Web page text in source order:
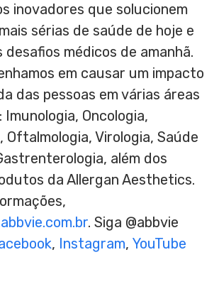
inovadores que solucionem
sérias de saúde de hoje e
médicos de amanhã.
em causar um impacto
das pessoas em várias áreas
Oncologia,
Oftalmologia, Virologia, Saúde
além dos
da Allergan Aesthetics.
. Siga @abbvie
, Instagram, YouTube